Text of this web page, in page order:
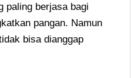
paling berjasa bagi
pangan. Namun
bisa dianggap